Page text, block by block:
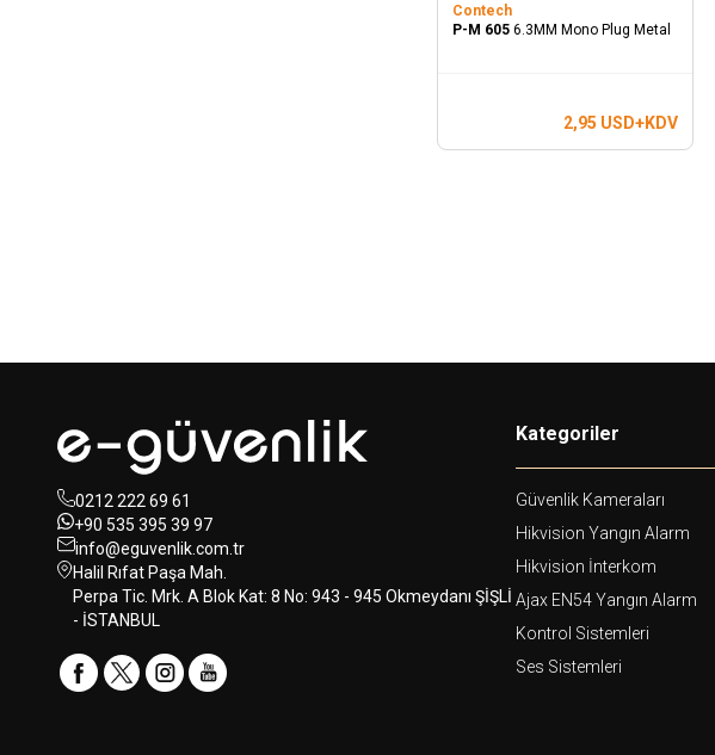
Contech
P-M 605 6.3MM Mono Plug Metal
2,95 USD+KDV
0212 222 69 61
+90 535 395 39 97
info@eguvenlik.com.tr
Halil Rıfat Paşa Mah.
Perpa Tic. Mrk. A Blok Kat: 8 No: 943 - 945 Okmeydanı ŞİŞLİ
- İSTANBUL
Kategoriler
Güvenlik Kameraları
Hikvision Yangın Alarm
Hikvision İnterkom
Ajax EN54 Yangın Alarm
Kontrol Sistemleri
Ses Sistemleri